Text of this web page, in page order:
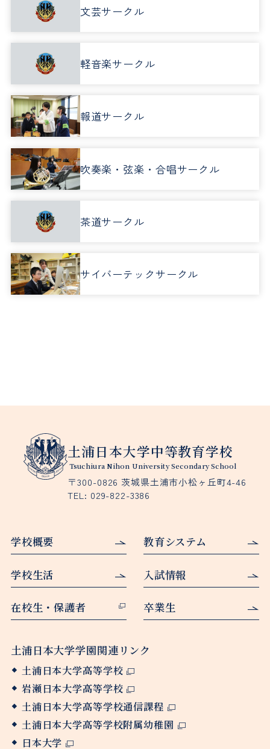
文芸サークル
軽音楽サークル
報道サークル
吹奏楽・弦楽・合唱サークル
茶道サークル
サイバーテックサークル
土浦日本大学中等教育学校
Tsuchiura Nihon University Secondary School
〒300-0826 茨城県土浦市小松ヶ丘町4-46
TEL: 029-822-3386
学校概要 教育システム
学校生活 入試情報
在校生・保護者 卒業生
土浦日本大学学園関連リンク
土浦日本大学高等学校
岩瀬日本大学高等学校
土浦日本大学高等学校通信課程
土浦日本大学高等学校附属幼稚園
日本大学